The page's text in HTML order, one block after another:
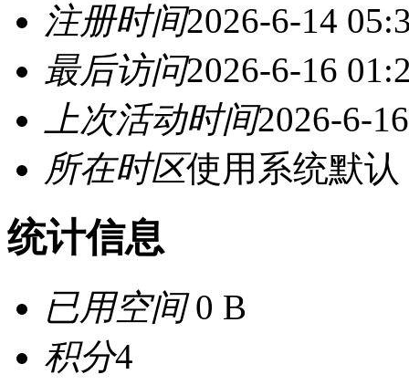
注册时间2026-6-14
最后访问2026-6-16
上次活动时间2026-6-
所在时区使用系统默认
统计信息
已用空间0 B
积分4